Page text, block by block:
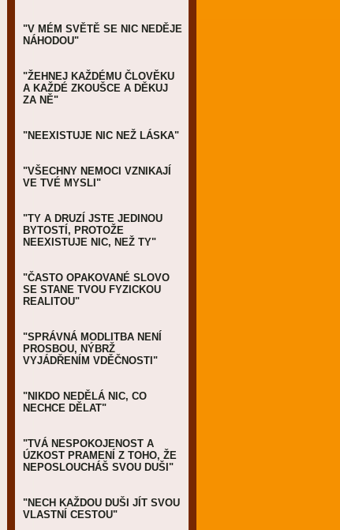
"V MÉM SVĚTĚ SE NIC NEDĚJE
NÁHODOU"
"ŽEHNEJ KAŽDÉMU ČLOVĚKU
A KAŽDÉ ZKOUŠCE A DĚKUJ
ZA NĚ"
"NEEXISTUJE NIC NEŽ LÁSKA"
"VŠECHNY NEMOCI VZNIKAJÍ
VE TVÉ MYSLI"
"TY A DRUZÍ JSTE JEDINOU
BYTOSTÍ, PROTOŽE
NEEXISTUJE NIC, NEŽ TY"
"ČASTO OPAKOVANÉ SLOVO
SE STANE TVOU FYZICKOU
REALITOU"
"SPRÁVNÁ MODLITBA NENÍ
PROSBOU, NÝBRŽ
VYJÁDŘENÍM VDĚČNOSTI"
"NIKDO NEDĚLÁ NIC, CO
NECHCE DĚLAT"
"TVÁ NESPOKOJENOST A
ÚZKOST PRAMENÍ Z TOHO, ŽE
NEPOSLOUCHÁŠ SVOU DUŠI"
"NECH KAŽDOU DUŠI JÍT SVOU
VLASTNÍ CESTOU"